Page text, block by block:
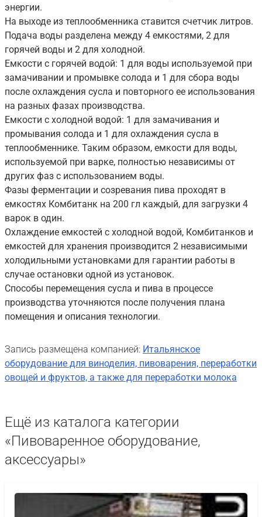
энергии.
На выходе из теплообменника ставится счетчик литров.
Подача воды разделена между 4 емкостями, 2 для
горячей воды и 2 для холодной.
Емкости с горячей водой: 1 для воды используемой при
замачивании и промывке солода и 1 для сбора воды
после охлаждения сусла и повторного ее использования
на разных фазах производства.
Емкости с холодной водой: 1 для замачивания и
промывания солода и 1 для охлаждения сусла в
теплообменнике. Таким образом, емкости для воды,
используемой при варке, полностью независимы от
других фаз с использованием воды.
Фазы ферментации и созревания пива проходят в
емкостях Комбитанк на 200 гл каждый, для загрузки 4
варок в один.
Охлаждение емкостей с холодной водой, Комбитанков и
емкостей для хранения производится 2 независимыми
холодильными установками для гарантии работы в
случае остановки одной из установок.
Способы перемещения сусла и пива в процессе
производства уточняются после получения плана
помещения и описания технологии.
Запись размещена компанией: Итальянское
оборудование для виноделия, пивоварения, переработки
овощей и фруктов, а также для переработки молока
Ещё из каталога категории
«Пивоваренное оборудование,
аксессуары»